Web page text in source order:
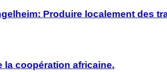
Produire localement des
la coopération africaine.